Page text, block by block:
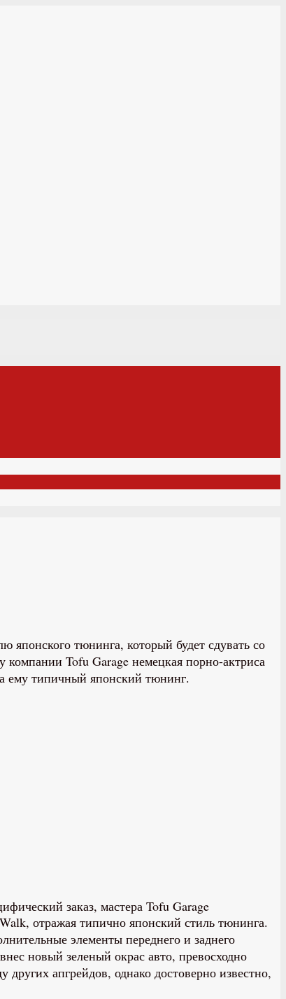
японского тюнинга, который будет сдувать со
компании Tofu Garage немецкая порно-актриса
ему типичный японский тюнинг.
заказ, мастера Tofu Garage
отражая типично японский стиль тюнинга.
элементы переднего и заднего
новый зеленый окрас авто, превосходно
апгрейдов, однако достоверно известно,